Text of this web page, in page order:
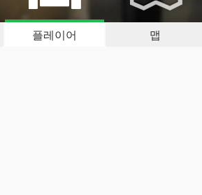
플레이어 맵